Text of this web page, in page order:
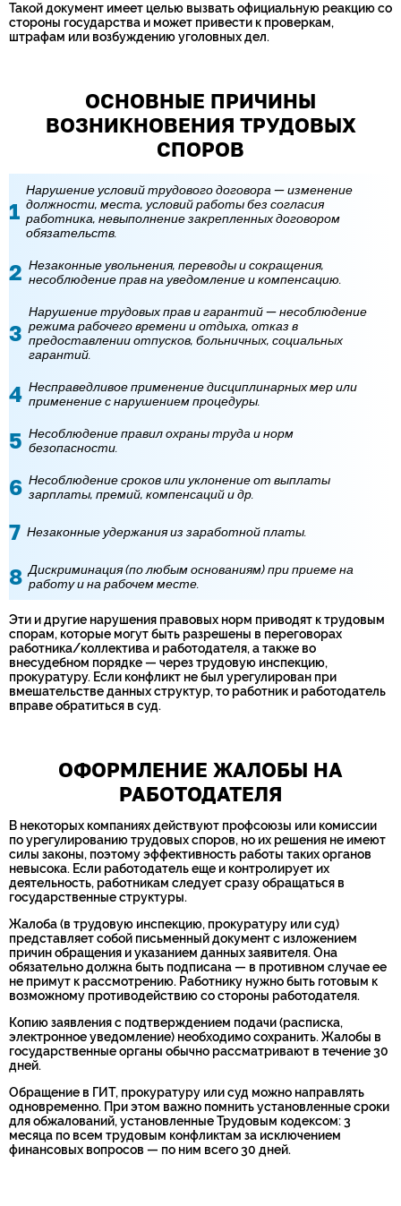
Такой документ имеет целью вызвать официальную реакцию со
стороны государства и может привести к проверкам,
штрафам или возбуждению уголовных дел.
ОСНОВНЫЕ ПРИЧИНЫ
ВОЗНИКНОВЕНИЯ ТРУДОВЫХ
СПОРОВ
Нарушение условий трудового договора — изменение
должности, места, условий работы без согласия
работника, невыполнение закрепленных договором
обязательств.
Незаконные увольнения, переводы и сокращения,
несоблюдение прав на уведомление и компенсацию.
Нарушение трудовых прав и гарантий — несоблюдение
режима рабочего времени и отдыха, отказ в
предоставлении отпусков, больничных, социальных
гарантий.
Несправедливое применение дисциплинарных мер или
применение с нарушением процедуры.
Несоблюдение правил охраны труда и норм
безопасности.
Несоблюдение сроков или уклонение от выплаты
зарплаты, премий, компенсаций и др.
Незаконные удержания из заработной платы.
Дискриминация (по любым основаниям) при приеме на
работу и на рабочем месте.
Эти и другие нарушения правовых норм приводят к трудовым
спорам, которые могут быть разрешены в переговорах
работника/коллектива и работодателя, а также во
внесудебном порядке — через трудовую инспекцию,
прокуратуру. Если конфликт не был урегулирован при
вмешательстве данных структур, то работник и работодатель
вправе обратиться в суд.
ОФОРМЛЕНИЕ ЖАЛОБЫ НА
РАБОТОДАТЕЛЯ
В некоторых компаниях действуют профсоюзы или комиссии
по урегулированию трудовых споров, но их решения не имеют
силы законы, поэтому эффективность работы таких органов
невысока. Если работодатель еще и контролирует их
деятельность, работникам следует сразу обращаться в
государственные структуры.
Жалоба (в трудовую инспекцию, прокуратуру или суд)
представляет собой письменный документ с изложением
причин обращения и указанием данных заявителя. Она
обязательно должна быть подписана — в противном случае ее
не примут к рассмотрению. Работнику нужно быть готовым к
возможному противодействию со стороны работодателя.
Копию заявления с подтверждением подачи (расписка,
электронное уведомление) необходимо сохранить. Жалобы в
государственные органы обычно рассматривают в течение 30
дней.
Обращение в ГИТ, прокуратуру или суд можно направлять
одновременно. При этом важно помнить установленные сроки
для обжалований, установленные Трудовым кодексом: 3
месяца по всем трудовым конфликтам за исключением
финансовых вопросов — по ним всего 30 дней.